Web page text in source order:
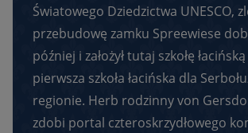
Światowego Dziedzictwa UNESCO,
przebudowę zamku Spreewiese
później i założył tutaj szkołę
pierwsza szkoła łacińska dla
regionie. Herb rodzinny von
zdobi portal czteroskrzydłowego